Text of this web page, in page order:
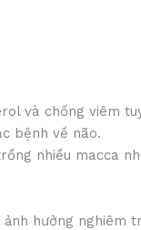
và chống viêm
bệnh về não.
nhiều macca
hưởng nghiêm